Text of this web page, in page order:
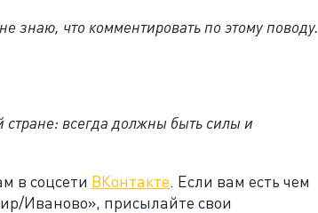
знаю, что комментировать по этому поводу.
всегда должны быть силы и
в соцсети ВКонтакте. Если вам есть чем
Иваново», присылайте свои